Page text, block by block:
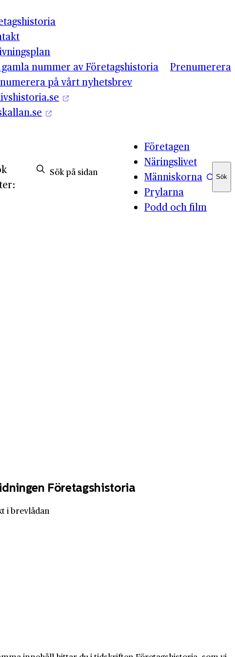
gamla nummer av Företagshistoria
på vårt nyhetsbrev
Prenumerera
Företagen
Näringslivet
Människorna
Prylarna
Podd och film
Sök
Sök
Företagshistoria
i brevlådan